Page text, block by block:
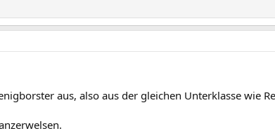
aus, also aus der gleichen Unterklasse wie